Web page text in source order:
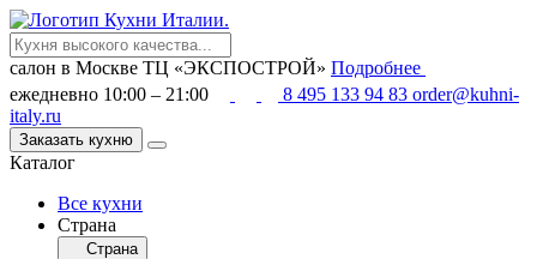
салон в Москве ТЦ «ЭКСПОСТРОЙ» Подробнее
ежедневно 10:00 – 21:00
8 495 133 94 83 order@kuhni-
italy.ru
Заказать кухню
Каталог
Все кухни
Страна
Страна